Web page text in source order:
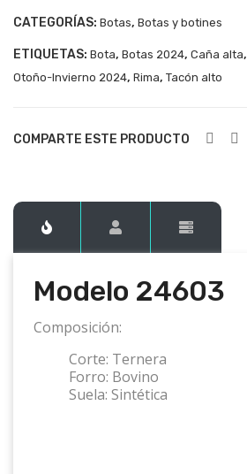
CATEGORÍAS: Botas, Botas y botines
ETIQUETAS: Bota, Botas 2024, Caña alta,
Otoño-Invierno 2024, Rima, Tacón alto
COMPARTE ESTE PRODUCTO
Modelo 24603
Composición:
Corte: Ternera
Forro: Bovino
Suela: Sintética